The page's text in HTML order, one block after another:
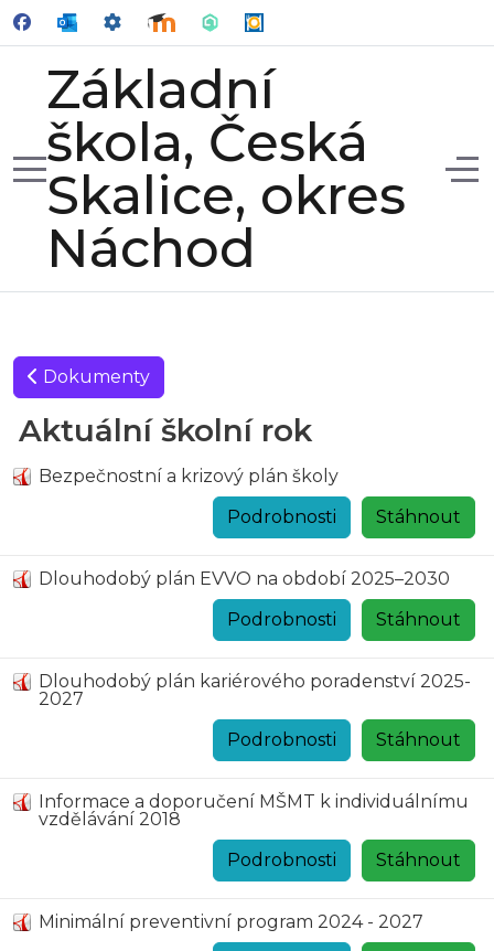
Mobile Menu Toggle
Základní
škola, Česká
Skalice, okres
Náchod
Dokumenty
Aktuální školní rok
Bezpečnostní a krizový plán školy
Stáhnout
Podrobnosti
Dlouhodobý plán EVVO na období 2025–2030
Stáhnout
Podrobnosti
Dlouhodobý plán kariérového poradenství 2025-
2027
Stáhnout
Podrobnosti
Informace a doporučení MŠMT k individuálnímu
vzdělávání 2018
Stáhnout
Podrobnosti
Minimální preventivní program 2024 - 2027